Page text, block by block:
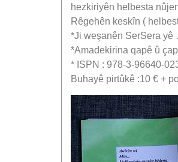
hezkiriyên helbesta
Rêgehên keskîn (
*Ji weşanên SerSera
*Amadekirina qapê û
* ISPN : 978-3-96640-
Buhayê pirtûkê :10 € +